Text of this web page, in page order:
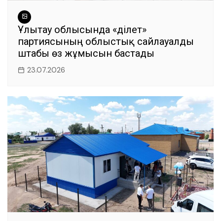
Ұлытау облысында «Әділет»
партиясының облыстық сайлауалды
штабы өз жұмысын бастады
23.07.2026